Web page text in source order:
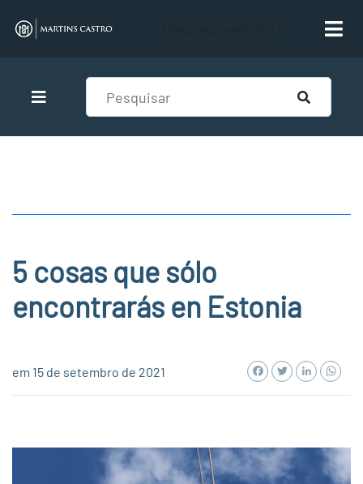
5 cosas que sólo
encontrarás en Estonia
em 15 de setembro de 2021 Facebook
Twitter